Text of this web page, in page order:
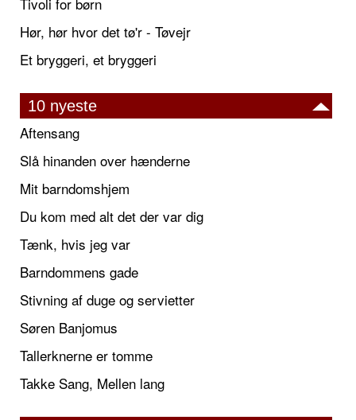
Hør, hør hvor det tø'r - Tøvejr
Et bryggeri, et bryggeri
10 nyeste
Aftensang
Slå hinanden over hænderne
Mit barndomshjem
Du kom med alt det der var dig
Tænk, hvis jeg var
Barndommens gade
Stivning af duge og servietter
Søren Banjomus
Tallerknerne er tomme
Takke Sang, Mellen lang